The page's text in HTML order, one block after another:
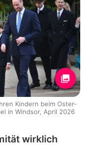
Kindern beim Oster-
in Windsor, April 2026
wirklich